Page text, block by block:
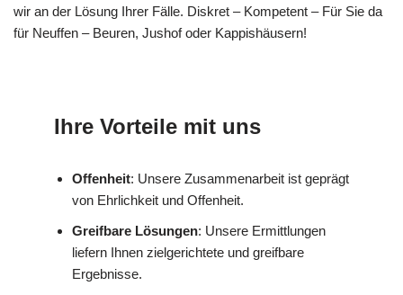
wir an der Lösung Ihrer Fälle. Diskret – Kompetent – Für Sie da
für Neuffen – Beuren, Jushof oder Kappishäusern!
Ihre Vorteile mit uns
Offenheit: Unsere Zusammenarbeit ist geprägt
von Ehrlichkeit und Offenheit.
Greifbare Lösungen: Unsere Ermittlungen
liefern Ihnen zielgerichtete und greifbare
Ergebnisse.